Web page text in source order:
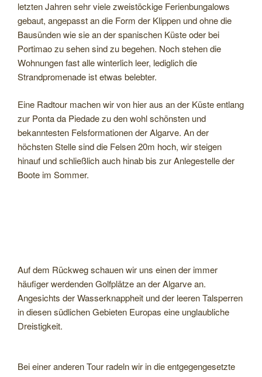
letzten Jahren sehr viele zweistöckige Ferienbungalows
gebaut, angepasst an die Form der Klippen und ohne die
Bausünden wie sie an der spanischen Küste oder bei
Portimao zu sehen sind zu begehen. Noch stehen die
Wohnungen fast alle winterlich leer, lediglich die
Strandpromenade ist etwas belebter.
Eine Radtour machen wir von hier aus an der Küste entlang
zur Ponta da Piedade zu den wohl schönsten und
bekanntesten Felsformationen der Algarve. An der
höchsten Stelle sind die Felsen 20m hoch, wir steigen
hinauf und schließlich auch hinab bis zur Anlegestelle der
Boote im Sommer.
Auf dem Rückweg schauen wir uns einen der immer
häufiger werdenden Golfplätze an der Algarve an.
Angesichts der Wasserknappheit und der leeren Talsperren
in diesen südlichen Gebieten Europas eine unglaubliche
Dreistigkeit.
Bei einer anderen Tour radeln wir in die entgegengesetzte